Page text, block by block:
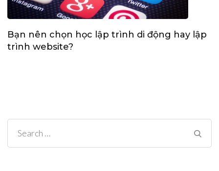
Bạn nên chọn học lập trình di động hay lập
trình website?
Search
for: